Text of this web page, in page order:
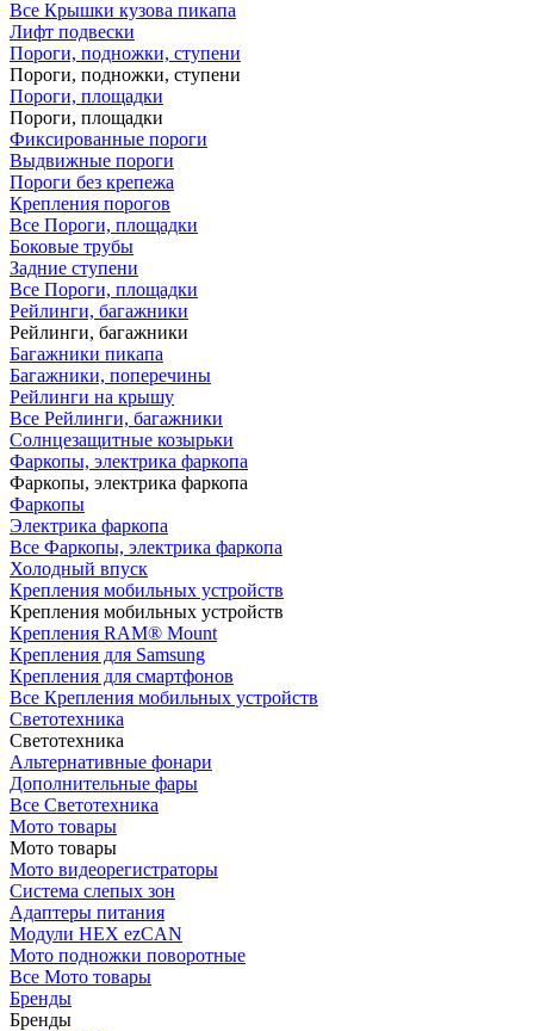
Все Крышки кузова пикапа
Лифт подвески
Пороги, подножки, ступени
Пороги, подножки, ступени
Пороги, площадки
Пороги, площадки
Фиксированные пороги
Выдвижные пороги
Пороги без крепежа
Крепления порогов
Все Пороги, площадки
Боковые трубы
Задние ступени
Все Пороги, площадки
Рейлинги, багажники
Рейлинги, багажники
Багажники пикапа
Багажники, поперечины
Рейлинги на крышу
Все Рейлинги, багажники
Солнцезащитные козырьки
Фаркопы, электрика фаркопа
Фаркопы, электрика фаркопа
Фаркопы
Электрика фаркопа
Все Фаркопы, электрика фаркопа
Холодный впуск
Крепления мобильных устройств
Крепления мобильных устройств
Крепления RAM® Mount
Крепления для Samsung
Крепления для смартфонов
Все Крепления мобильных устройств
Светотехника
Светотехника
Альтернативные фонари
Дополнительные фары
Все Светотехника
Мото товары
Мото товары
Мото видеорегистраторы
Система слепых зон
Адаптеры питания
Модули HEX ezCAN
Мото подножки поворотные
Все Мото товары
Бренды
Бренды